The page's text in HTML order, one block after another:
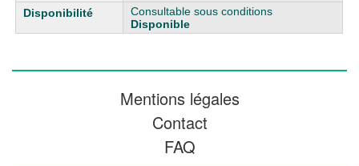
Consultable sous conditions
Disponible
Mentions légales
Contact
FAQ